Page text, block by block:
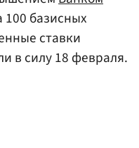
100 базисных
ставки
в силу 18 февраля.